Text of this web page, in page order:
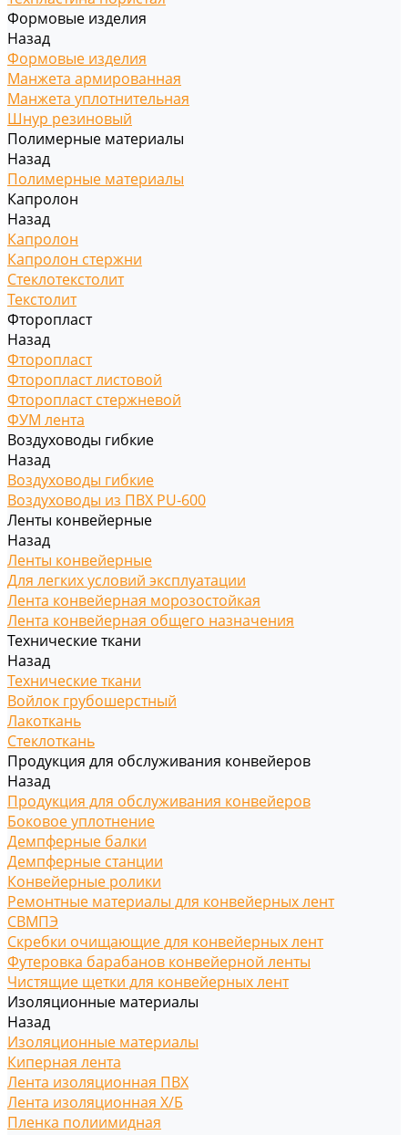
Формовые изделия
Назад
Формовые изделия
Манжета армированная
Манжета уплотнительная
Шнур резиновый
Полимерные материалы
Назад
Полимерные материалы
Капролон
Назад
Капролон
Капролон стержни
Стеклотекстолит
Текстолит
Фторопласт
Назад
Фторопласт
Фторопласт листовой
Фторопласт стержневой
ФУМ лента
Воздуховоды гибкие
Назад
Воздуховоды гибкие
Воздуховоды из ПВХ PU-600
Ленты конвейерные
Назад
Ленты конвейерные
Для легких условий эксплуатации
Лента конвейерная морозостойкая
Лента конвейерная общего назначения
Технические ткани
Назад
Технические ткани
Войлок грубошерстный
Лакоткань
Стеклоткань
Продукция для обслуживания конвейеров
Назад
Продукция для обслуживания конвейеров
Боковое уплотнение
Демпферные балки
Демпферные станции
Конвейерные ролики
Ремонтные материалы для конвейерных лент
СВМПЭ
Скребки очищающие для конвейерных лент
Футеровка барабанов конвейерной ленты
Чистящие щетки для конвейерных лент
Изоляционные материалы
Назад
Изоляционные материалы
Киперная лента
Лента изоляционная ПВХ
Лента изоляционная Х/Б
Пленка полиимидная